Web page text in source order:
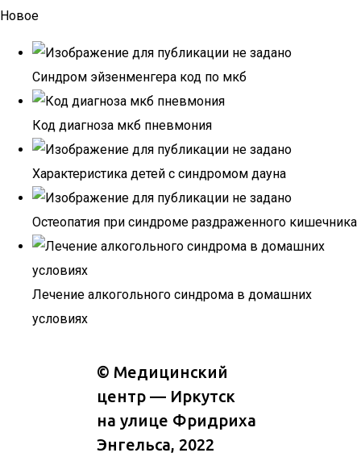
Новое
Синдром эйзенменгера код по мкб
Код диагноза мкб пневмония
Характеристика детей с синдромом дауна
Остеопатия при синдроме раздраженного кишечника
Лечение алкогольного синдрома в домашних
условиях
© Медицинский
центр — Иркутск
на улице Фридриха
Энгельса, 2022